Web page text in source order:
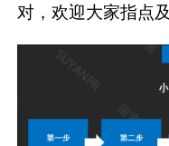
对，欢迎大家指点及